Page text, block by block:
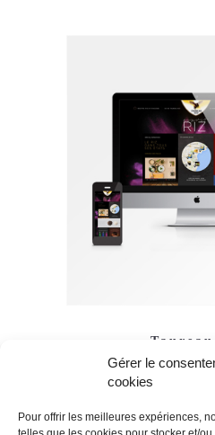
Gérer le
cookies
Pour offrir les meilleures expériences,
Création De Site